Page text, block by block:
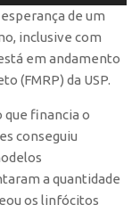
de um
inclusive com
em andamento
(FMRP) da USP.
que financia o
conseguiu
a quantidade
os linfócitos